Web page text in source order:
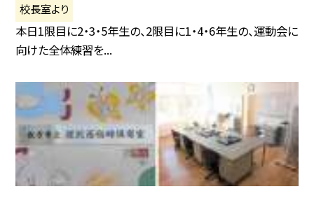
校長室より
本日1限目に2・3・5年生の、2限目に1・4・6年生の、運動会に
向けた全体練習を...